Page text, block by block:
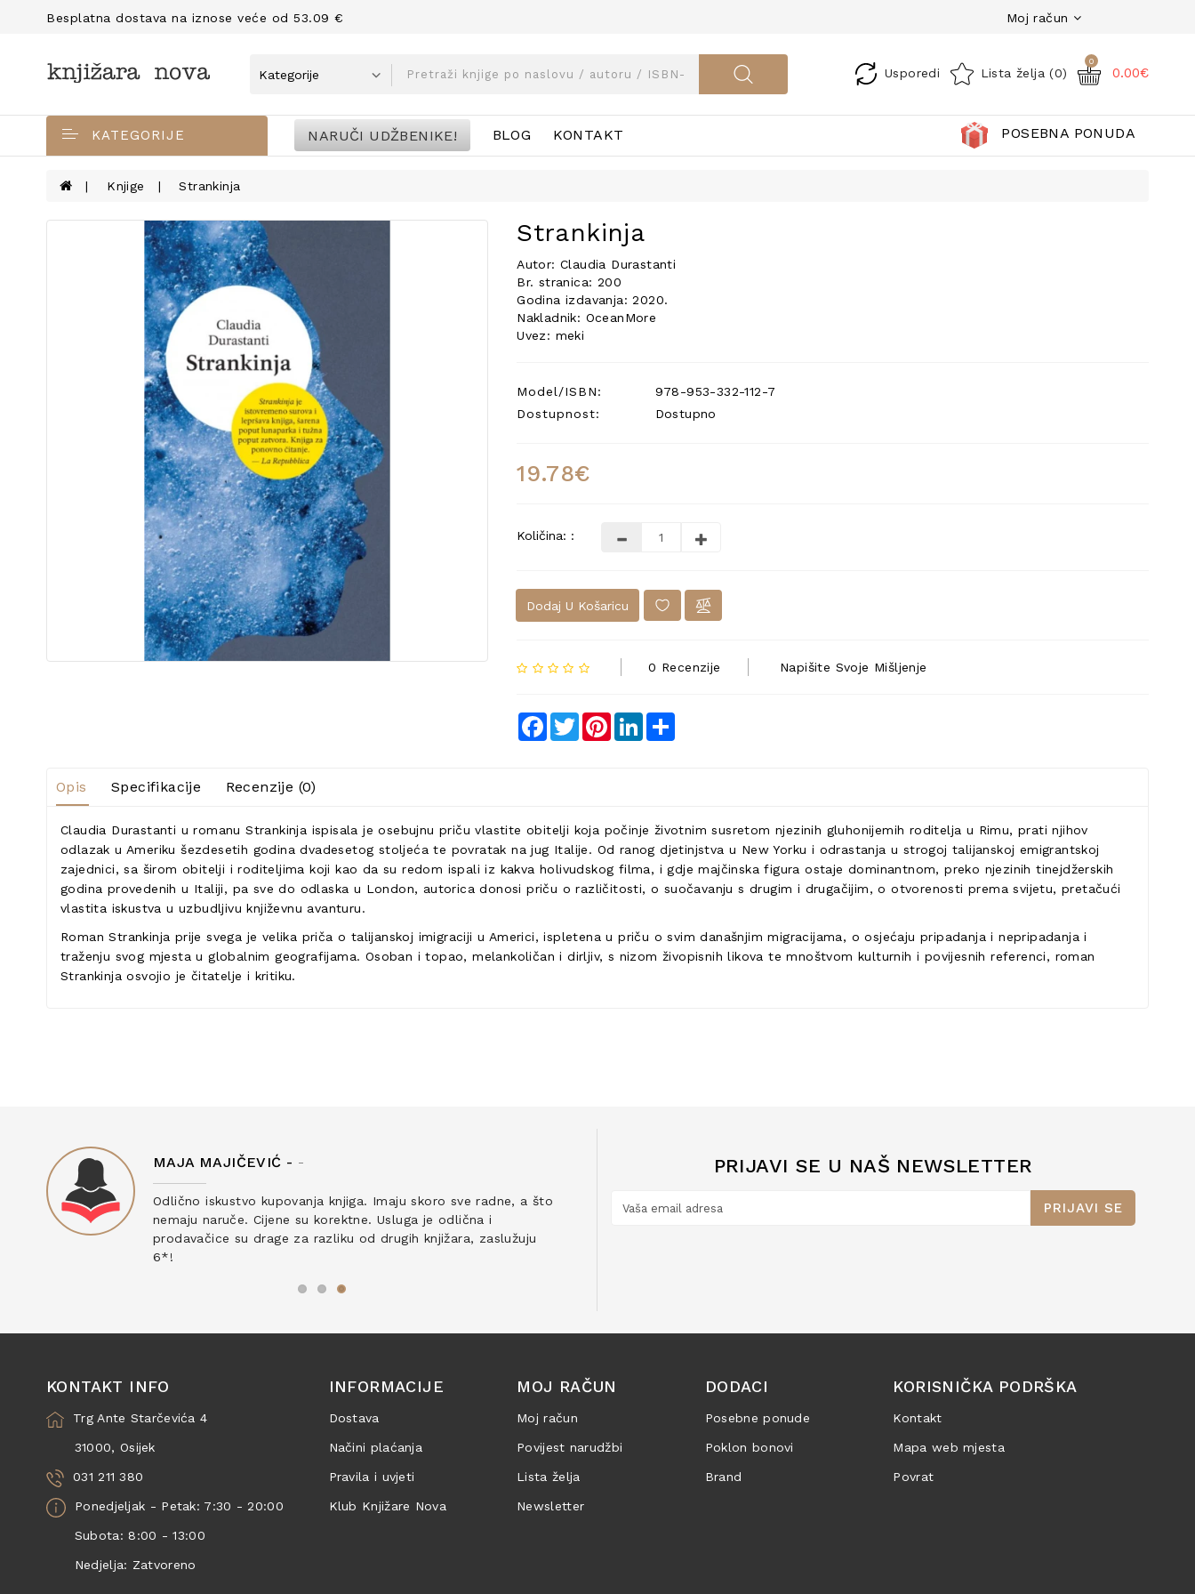
Besplatna dostava na iznose veće od 53.09 € Moj račun
Usporedi Lista želja (0)
0
0.00€
KATEGORIJE NARUČI UDŽBENIKE! BLOG KONTAKT POSEBNA PONUDA
Knjige Strankinja
Strankinja
Autor: Claudia Durastanti
Br. stranica: 200
Godina izdavanja: 2020.
Nakladnik: OceanMore
Uvez: meki
Model/ISBN:
978-953-332-112-7
Dostupnost:
Dostupno
19.78€
Količina: :
Dodaj U Košaricu
0 Recenzije Napišite Svoje Mišljenje
Facebook
TwitterPinterestLinkedIn
Opis Specifikacije Recenzije (0)
Claudia Durastanti u romanu Strankinja ispisala je osebujnu priču vlastite obitelji koja počinje životnim susretom njezinih gluhonijemih roditelja u Rimu, prati njihov
odlazak u Ameriku šezdesetih godina dvadesetog stoljeća te povratak na jug Italije. Od ranog djetinjstva u New Yorku i odrastanja u strogoj talijanskoj emigrantskoj
zajednici, sa širom obitelji i roditeljima koji kao da su redom ispali iz kakva holivudskog filma, i gdje majčinska figura ostaje dominantnom, preko njezinih tinejdžerskih
godina provedenih u Italiji, pa sve do odlaska u London, autorica donosi priču o različitosti, o suočavanju s drugim i drugačijim, o otvorenosti prema svijetu, pretačući
vlastita iskustva u uzbudljivu književnu avanturu.
Roman Strankinja prije svega je velika priča o talijanskoj imigraciji u Americi, ispletena u priču o svim današnjim migracijama, o osjećaju pripadanja i nepripadanja i
traženju svog mjesta u globalnim geografijama. Osoban i topao, melankoličan i dirljiv, s nizom živopisnih likova te mnoštvom kulturnih i povijesnih referenci, roman
Strankinja osvojio je čitatelje i kritiku.
MAJA MAJIČEVIĆ - -
Odlično iskustvo kupovanja knjiga. Imaju skoro sve radne, a što
nemaju naruče. Cijene su korektne. Usluga je odlična i
prodavačice su drage za razliku od drugih knjižara, zaslužuju
6*!
PRIJAVI SE U NAŠ NEWSLETTER
PRIJAVI SE
KONTAKT INFO
Trg Ante Starčevića 4
31000, Osijek
031 211 380
Ponedjeljak - Petak: 7:30 - 20:00
Subota: 8:00 - 13:00
Nedjelja: Zatvoreno
INFORMACIJE
Dostava
Načini plaćanja
Pravila i uvjeti
Klub Knjižare Nova
MOJ RAČUN
Moj račun
Povijest narudžbi
Lista želja
Newsletter
DODACI
Posebne ponude
Poklon bonovi
Brand
KORISNIČKA PODRŠKA
Kontakt
Mapa web mjesta
Povrat